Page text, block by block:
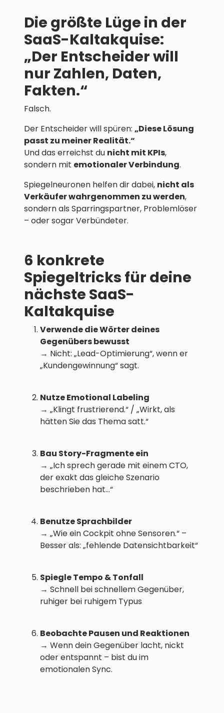
Die größte Lüge in der
SaaS-Kaltakquise:
„Der Entscheider will
nur Zahlen, Daten,
Fakten.“
Falsch.
Der Entscheider will spüren: „Diese Lösung
passt zu meiner Realität.“
Und das erreichst du nicht mit KPIs,
sondern mit emotionaler Verbindung.
Spiegelneuronen helfen dir dabei, nicht als
Verkäufer wahrgenommen zu werden,
sondern als Sparringspartner, Problemlöser
– oder sogar Verbündeter.
6 konkrete
Spiegeltricks für deine
nächste SaaS-
Kaltakquise
Verwende die Wörter deines
Gegenübers bewusst
→ Nicht: „Lead-Optimierung“, wenn er
„Kundengewinnung“ sagt.
Nutze Emotional Labeling
→ „Klingt frustrierend.“ / „Wirkt, als
hätten Sie das Thema satt.“
Bau Story-Fragmente ein
→ „Ich sprech gerade mit einem CTO,
der exakt das gleiche Szenario
beschrieben hat…“
Benutze Sprachbilder
→ „Wie ein Cockpit ohne Sensoren.“ –
Besser als: „fehlende Datensichtbarkeit“
Spiegle Tempo & Tonfall
→ Schnell bei schnellem Gegenüber,
ruhiger bei ruhigem Typus
Beobachte Pausen und Reaktionen
→ Wenn dein Gegenüber lacht, nickt
oder entspannt – bist du im
emotionalen Sync.